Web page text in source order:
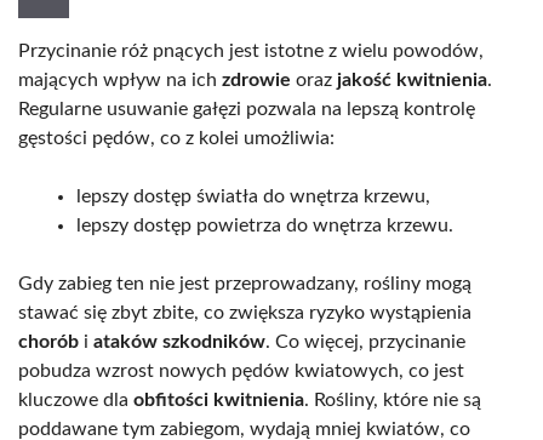
Przycinanie róż pnących jest istotne z wielu powodów,
mających wpływ na ich zdrowie oraz jakość kwitnienia.
Regularne usuwanie gałęzi pozwala na lepszą kontrolę
gęstości pędów, co z kolei umożliwia:
lepszy dostęp światła do wnętrza krzewu,
lepszy dostęp powietrza do wnętrza krzewu.
Gdy zabieg ten nie jest przeprowadzany, rośliny mogą
stawać się zbyt zbite, co zwiększa ryzyko wystąpienia
chorób i ataków szkodników. Co więcej, przycinanie
pobudza wzrost nowych pędów kwiatowych, co jest
kluczowe dla obfitości kwitnienia. Rośliny, które nie są
poddawane tym zabiegom, wydają mniej kwiatów, co